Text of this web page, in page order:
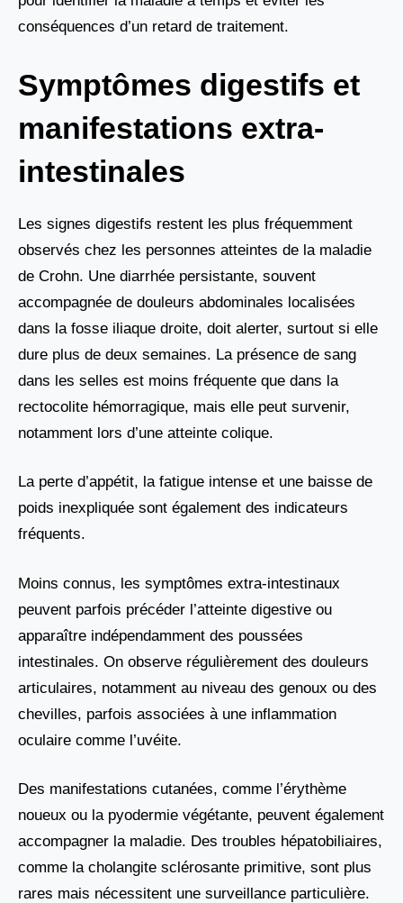
conséquences d’un retard de traitement.
Symptômes digestifs et
manifestations extra-
intestinales
Les signes digestifs restent les plus fréquemment
observés chez les personnes atteintes de la maladie
de Crohn. Une diarrhée persistante, souvent
accompagnée de douleurs abdominales localisées
dans la fosse iliaque droite, doit alerter, surtout si elle
dure plus de deux semaines. La présence de sang
dans les selles est moins fréquente que dans la
rectocolite hémorragique, mais elle peut survenir,
notamment lors d’une atteinte colique.
La perte d’appétit, la fatigue intense et une baisse de
poids inexpliquée sont également des indicateurs
fréquents.
Moins connus, les symptômes extra-intestinaux
peuvent parfois précéder l’atteinte digestive ou
apparaître indépendamment des poussées
intestinales. On observe régulièrement des douleurs
articulaires, notamment au niveau des genoux ou des
chevilles, parfois associées à une inflammation
oculaire comme l’uvéite.
Des manifestations cutanées, comme l’érythème
noueux ou la pyodermie végétante, peuvent également
accompagner la maladie. Des troubles hépatobiliaires,
comme la cholangite sclérosante primitive, sont plus
rares mais nécessitent une surveillance particulière.